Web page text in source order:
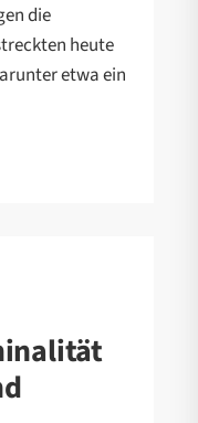
die
heute
etwa ein